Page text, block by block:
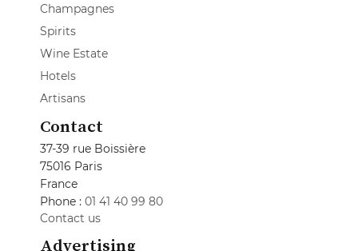
Champagnes
Spirits
Wine Estate
Hotels
Artisans
Contact
37-39 rue Boissière
75016 Paris
France
Phone : 01 41 40 99 80
Contact us
Advertising